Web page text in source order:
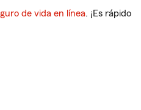
de vida en línea. ¡Es rápido